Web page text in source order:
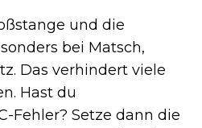
und die
bei Matsch,
Das verhindert viele
Hast du
Fehler? Setze dann die